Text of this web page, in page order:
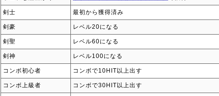
剣士 最初から獲得済み
剣豪 レベル20になる
剣聖 レベル60になる
剣神 レベル100になる
コンボ初心者 コンボで10HIT以上出す
コンボ上級者 コンボで30HIT以上出す